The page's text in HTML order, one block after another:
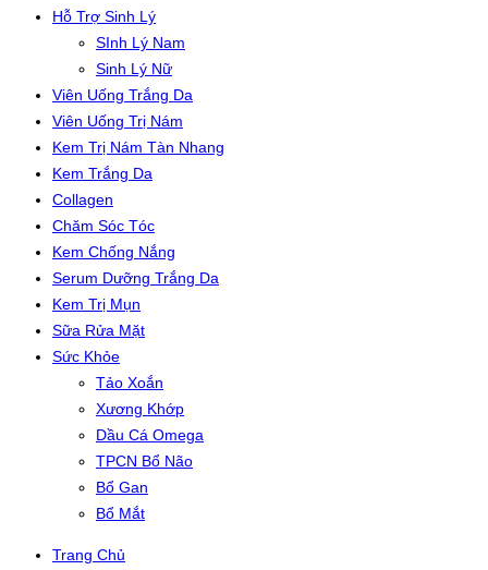
Hỗ Trợ Sinh Lý
SInh Lý Nam
Sinh Lý Nữ
Viên Uống Trắng Da
Viên Uống Trị Nám
Kem Trị Nám Tàn Nhang
Kem Trắng Da
Collagen
Chăm Sóc Tóc
Kem Chống Nắng
Serum Dưỡng Trắng Da
Kem Trị Mụn
Sữa Rửa Mặt
Sức Khỏe
Tảo Xoắn
Xương Khớp
Dầu Cá Omega
TPCN Bổ Não
Bổ Gan
Bổ Mắt
Trang Chủ